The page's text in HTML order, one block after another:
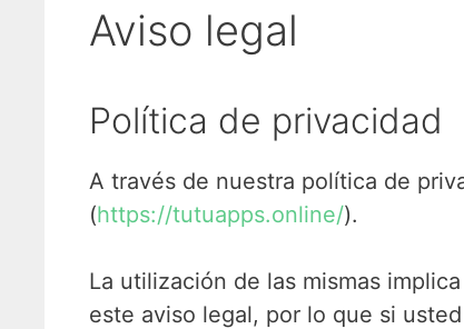
Aviso legal
Política de privacidad
A través de nuestra política de
(https://tutuapps.online/).
La utilización de las mismas
este aviso legal, por lo que si